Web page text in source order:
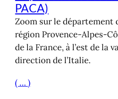
PACA)
Zoom sur le département
région Provence-Alpes-
de la France, à l’est de la
direction de l’Italie.
( … )